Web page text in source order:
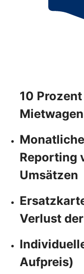
10
Reporting
Umsätzen
Verlust
Aufpreis)